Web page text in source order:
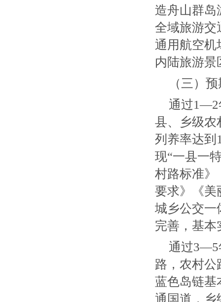
造舟山群岛
全域旅游交
通用航空机
内陆旅游
（三）
通过1—2
县、乡级农
列养率达到
现“一县一
村路标准》
要求》《美
城乡公交一
完善，基本
通过3—5
路，农村公
蓝色岛链基
通国道，乡